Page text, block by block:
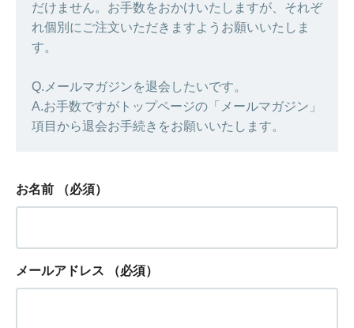
だけません。お手数をおかけいたしますが、それぞ
れ個別にご注文いただきますようお願いいたしま
す。
Q.メールマガジンを退会したいです。
A.お手数ですがトップページの「メールマガジン」
項目から退会お手続きをお願いいたします。
お名前 （必須）
メールアドレス （必須）